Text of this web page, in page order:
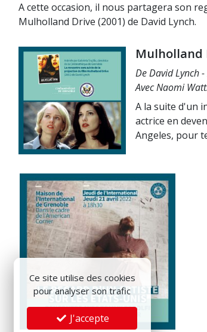
A cette occasion, il nous partagera son
Mulholland Drive (2001) de David Lynch.
Mulholland
De David Lynch
Avec Naomi
A la suite d'un
actrice en
Angeles, pour
Ce site utilise des cookies
pour analyser son trafic
J'accepte